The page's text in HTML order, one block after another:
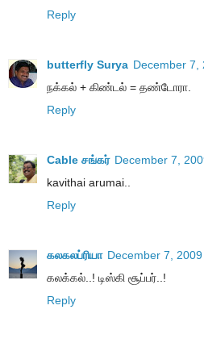
Reply
butterfly Surya December 7,
நக்கல் + கிண்டல் = தண்டோரா.
Reply
Cable சங்கர் December 7,
kavithai arumai..
Reply
கலகலப்ரியா December 7,
கலக்கல்..! டிஸ்கி சூப்பர்..!
Reply